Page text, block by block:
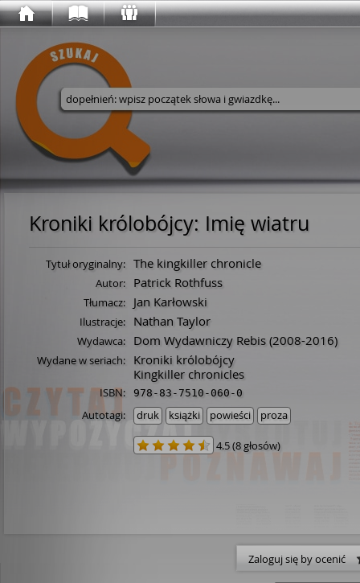
Wyszukaj w serwisie
Kroniki królobójcy: Imię wiatru
Tytuł oryginalny: The kingkiller chronicle
Autor: Patrick Rothfuss
Tłumacz: Jan Karłowski
Ilustracje: Nathan Taylor
Wydawca: Dom Wydawniczy Rebis (2008-2016)
Wydane w seriach:
Kroniki królobójcy
Kingkiller chronicles
ISBN: 978-83-7510-060-0
Autotagi: druk książki powieści proza
4.5(8 głosów)
Zaloguj się by ocenić